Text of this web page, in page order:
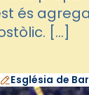
és
[…]
Església de